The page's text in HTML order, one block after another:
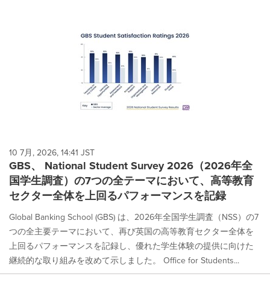
10 7月, 2026, 14:41 JST
GBS、 National Student Survey 2026（2026年全
国学生調査）の7つの全テーマにおいて、高等教育
セクター全体を上回るパフォーマンスを記録
Global Banking School (GBS) は、2026年全国学生調査（NSS）の7
つの全主要テーマにおいて、再び英国の高等教育セクター全体を
上回るパフォーマンスを記録し、優れた学生体験の提供に向けた
継続的な取り組みを改めて示しました。 Office for Students...